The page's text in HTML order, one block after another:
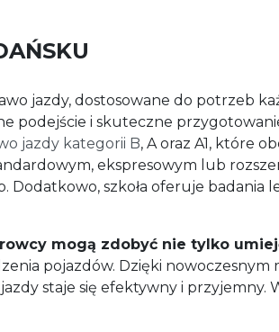
jazdy, dostosowane do potrzeb
podejście i skuteczne
jazdy kategorii B, A oraz A1, które
ekspresowym lub
szkoła oferuje badania
mogą zdobyć nie tylko
pojazdów. Dzięki
staje się efektywny i przyjemny.